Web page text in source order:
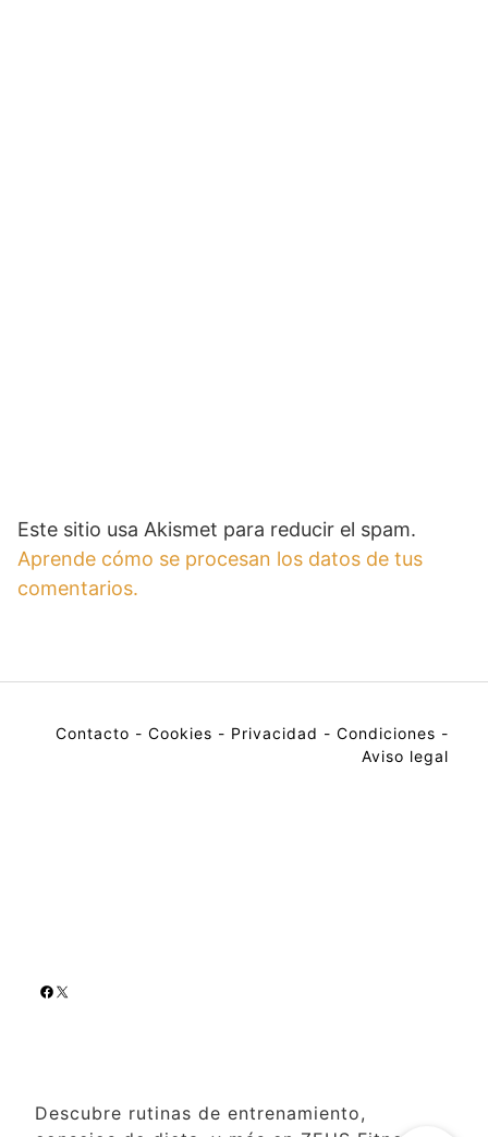
Este sitio usa Akismet para reducir el spam.
Aprende cómo se procesan los datos de tus
comentarios.
Contacto - Cookies - Privacidad - Condiciones -
Aviso legal
Descubre rutinas de entrenamiento,